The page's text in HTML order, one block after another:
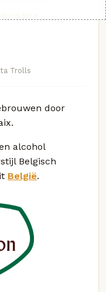
Trolls
door
alcohol
Belgisch
België.